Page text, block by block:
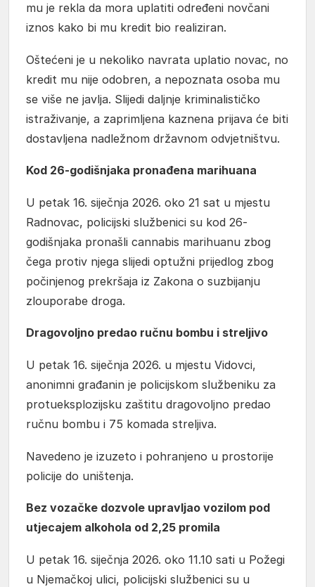
mu je rekla da mora uplatiti određeni novčani
iznos kako bi mu kredit bio realiziran.
Oštećeni je u nekoliko navrata uplatio novac, no
kredit mu nije odobren, a nepoznata osoba mu
se više ne javlja. Slijedi daljnje kriminalističko
istraživanje, a zaprimljena kaznena prijava će biti
dostavljena nadležnom državnom odvjetništvu.
Kod 26-godišnjaka pronađena marihuana
U petak 16. siječnja 2026. oko 21 sat u mjestu
Radnovac, policijski službenici su kod 26-
godišnjaka pronašli cannabis marihuanu zbog
čega protiv njega slijedi optužni prijedlog zbog
počinjenog prekršaja iz Zakona o suzbijanju
zlouporabe droga.
Dragovoljno predao ručnu bombu i streljivo
U petak 16. siječnja 2026. u mjestu Vidovci,
anonimni građanin je policijskom službeniku za
protueksplozijsku zaštitu dragovoljno predao
ručnu bombu i 75 komada streljiva.
Navedeno je izuzeto i pohranjeno u prostorije
policije do uništenja.
Bez vozačke dozvole upravljao vozilom pod
utjecajem alkohola od 2,25 promila
U petak 16. siječnja 2026. oko 11.10 sati u Požegi
u Njemačkoj ulici, policijski službenici su u